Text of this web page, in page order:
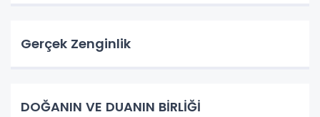
Gerçek Zenginlik
DOĞANIN VE DUANIN BİRLİĞİ